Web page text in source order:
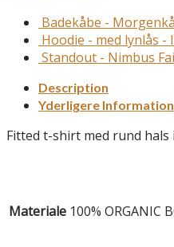
Badekåbe -
Hoodie - med lynlås -
Standout - Nimbus
Description
Yderligere Information
Fitted t-shirt med rund
Materiale 100% ORGANIC